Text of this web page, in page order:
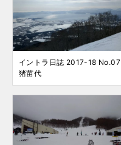
イントラ日誌 2017-18 No.07
猪苗代